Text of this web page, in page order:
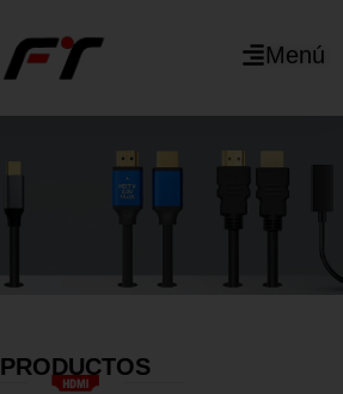
Menú
PRODUCTOS